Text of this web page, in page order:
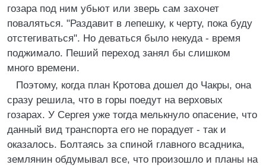
гозара под ним убьют или зверь сам захочет
поваляться. "Раздавит в лепешку, к черту, пока буду
отстегиваться". Но деваться было некуда - время
поджимало. Пеший переход занял бы слишком
много времени.
Поэтому, когда план Кротова дошел до Чакры, она
сразу решила, что в горы поедут на верховых
гозарах. У Сергея уже тогда мелькнуло опасение, что
данный вид транспорта его не порадует - так и
оказалось. Болтаясь за спиной главного всадника,
землянин обдумывал все, что произошло и планы на